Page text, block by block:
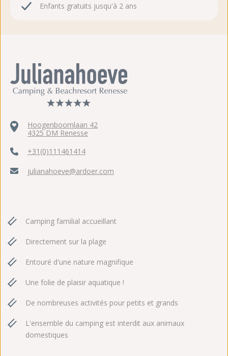
Enfants gratuits jusqu'à 2 ans
Hoogenboomlaan 42
4325 DM Renesse
+31(0)111461414
julianahoeve@ardoer.com
Camping familial accueillant
Directement sur la plage
Entouré d'une nature magnifique
Une folie de plaisir aquatique !
De nombreuses activités pour petits et grands
L'ensemble du camping est interdit aux animaux
domestiques